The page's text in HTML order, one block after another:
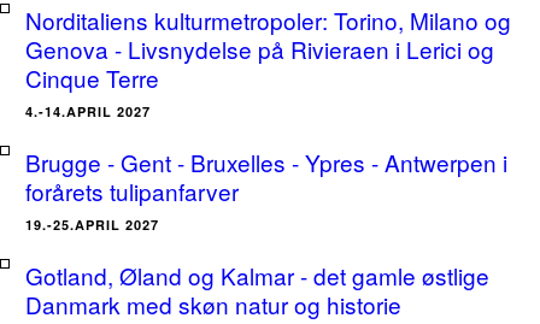
Norditaliens kulturmetropoler: Torino, Milano og
Genova - Livsnydelse på Rivieraen i Lerici og
Cinque Terre
4.-14.APRIL 2027
Brugge - Gent - Bruxelles - Ypres - Antwerpen i
forårets tulipanfarver
19.-25.APRIL 2027
Gotland, Øland og Kalmar - det gamle østlige
Danmark med skøn natur og historie